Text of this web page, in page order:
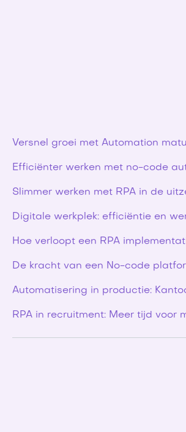
Versnel groei met Automation
Efficiënter werken met no-code
Slimmer werken met RPA in de
Digitale werkplek: efficiëntie en
Hoe verloopt een RPA
De kracht van een No-code
Automatisering in productie:
RPA in recruitment: Meer tijd voor